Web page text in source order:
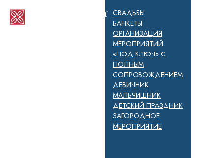
СВАДЬБЫ
БАНКЕТЫ
ОРГАНИЗАЦИЯ
МЕРОПРИЯТИЙ
«ПОД КЛЮЧ» С
ПОЛНЫМ
СОПРОВОЖДЕНИЕМ
ДЕВИЧНИК
МАЛЬЧИШНИК
ДЕТСКИЙ ПРАЗДНИК
ЗАГОРОДНОЕ
МЕРОПРИЯТИЕ